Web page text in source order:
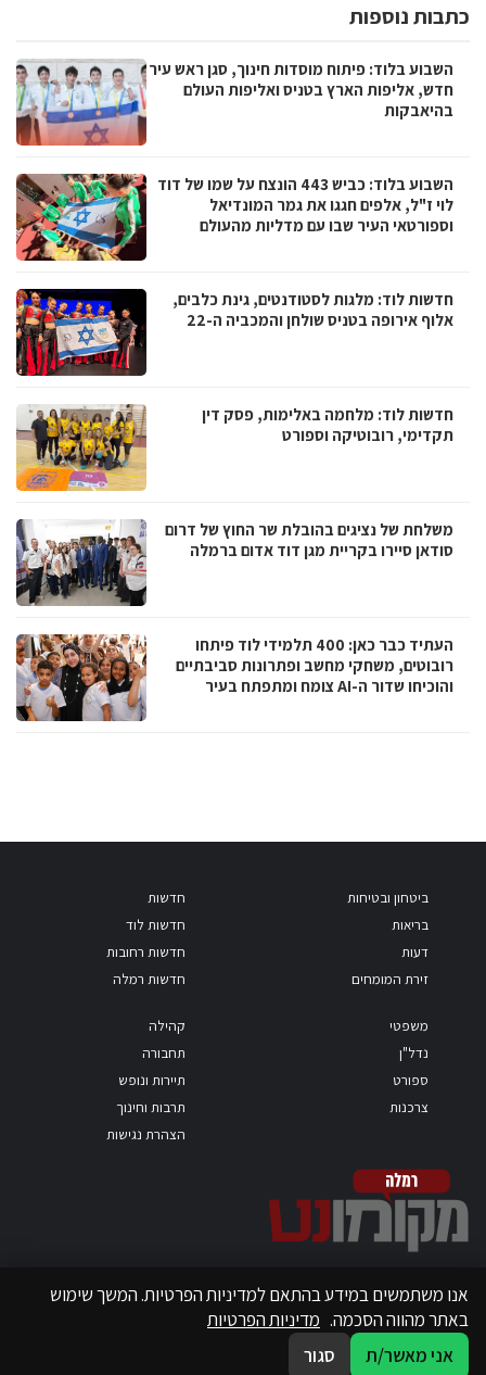
כתבות נוספות
השבוע בלוד: פיתוח מוסדות חינוך, סגן ראש עיר
חדש, אליפות הארץ בטניס ואליפות העולם
בהיאבקות
השבוע בלוד: כביש 443 הונצח על שמו של דוד
לוי ז"ל, אלפים חגגו את גמר המונדיאל
וספורטאי העיר שבו עם מדליות מהעולם
חדשות לוד: מלגות לסטודנטים, גינת כלבים,
אלוף אירופה בטניס שולחן והמכביה ה-22
חדשות לוד: מלחמה באלימות, פסק דין
תקדימי, רובוטיקה וספורט
משלחת של נציגים בהובלת שר החוץ של דרום
סודאן סיירו בקריית מגן דוד אדום ברמלה
העתיד כבר כאן: 400 תלמידי לוד פיתחו
רובוטים, משחקי מחשב ופתרונות סביבתיים
והוכיחו שדור ה-AI צומח ומתפתח בעיר
ביטחון ובטיחות
בריאות
דעות
זירת המומחים
חדשות
חדשות לוד
חדשות רחובות
חדשות רמלה
משפטי
נדל"ן
ספורט
צרכנות
קהילה
תחבורה
תיירות ונופש
תרבות וחינוך
הצהרת נגישות
אנו משתמשים במידע בהתאם למדיניות הפרטיות. המשך שימוש
באתר מהווה הסכמה. מדיניות הפרטיות
אני מאשר/ת
סגור